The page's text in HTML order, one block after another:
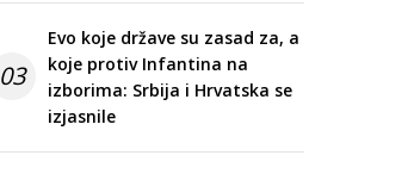
03
Evo koje države su zasad za, a
koje protiv Infantina na
izborima: Srbija i Hrvatska se
izjasnile